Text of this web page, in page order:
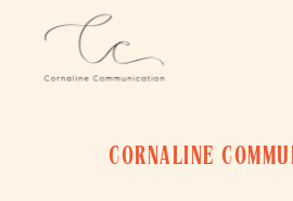
CORNALINE